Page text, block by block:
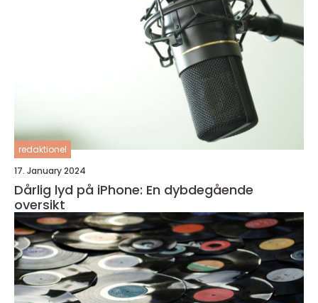
redaktionel
17. January 2024
Dårlig lyd på iPhone: En dybdegående
oversikt